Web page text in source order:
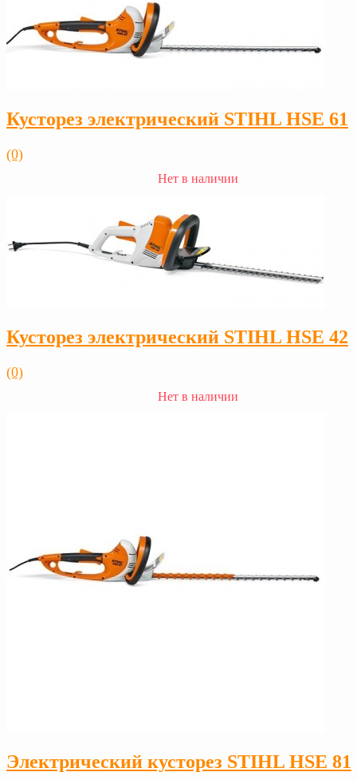
Кусторез электрический STIHL HSE 61
(0)
Нет в наличии
Кусторез электрический STIHL HSE 42
(0)
Нет в наличии
Электрический кусторез STIHL HSE 81